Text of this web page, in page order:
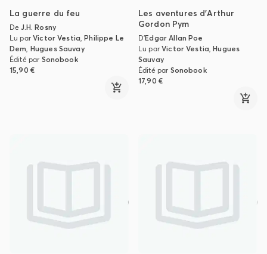
La guerre du feu
DeJ.H. Rosny
Lu parVictor Vestia,Philippe Le
Dem, Hugues Sauvay
Édité par Sonobook
15,90 €
Les aventures d'Arthur
Gordon Pym
D'Edgar Allan Poe
Lu parVictor Vestia,Hugues
Sauvay
Édité par Sonobook
17,90 €